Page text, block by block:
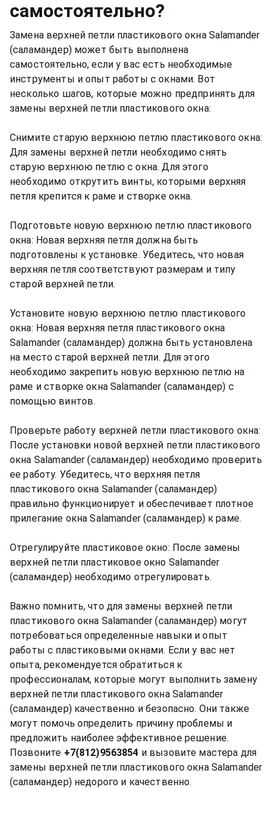
самостоятельно?
Замена верхней петли пластикового окна Salamander
(саламандер) может быть выполнена
самостоятельно, если у вас есть необходимые
инструменты и опыт работы с окнами. Вот
несколько шагов, которые можно предпринять для
замены верхней петли пластикового окна:
Снимите старую верхнюю петлю пластикового окна:
Для замены верхней петли необходимо снять
старую верхнюю петлю с окна. Для этого
необходимо открутить винты, которыми верхняя
петля крепится к раме и створке окна.
Подготовьте новую верхнюю петлю пластикового
окна: Новая верхняя петля должна быть
подготовлены к установке. Убедитесь, что новая
верхняя петля соответствуют размерам и типу
старой верхней петли.
Установите новую верхнюю петлю пластикового
окна: Новая верхняя петля пластикового окна
Salamander (саламандер) должна быть установлена
на место старой верхней петли. Для этого
необходимо закрепить новую верхнюю петлю на
раме и створке окна Salamander (саламандер) с
помощью винтов.
Проверьте работу верхней петли пластикового окна:
После установки новой верхней петли пластикового
окна Salamander (саламандер) необходимо проверить
ее работу. Убедитесь, что верхняя петля
пластикового окна Salamander (саламандер)
правильно функционирует и обеспечивает плотное
прилегание окна Salamander (саламандер) к раме.
Отрегулируйте пластиковое окно: После замены
верхней петли пластиковое окно Salamander
(саламандер) необходимо отрегулировать.
Важно помнить, что для замены верхней петли
пластикового окна Salamander (саламандер) могут
потребоваться определенные навыки и опыт
работы с пластиковыми окнами. Если у вас нет
опыта, рекомендуется обратиться к
профессионалам, которые могут выполнить замену
верхней петли пластикового окна Salamander
(саламандер) качественно и безопасно. Они также
могут помочь определить причину проблемы и
предложить наиболее эффективное решение.
Позвоните +7(812)9563854 и вызовите мастера для
замены верхней петли пластикового окна Salamander